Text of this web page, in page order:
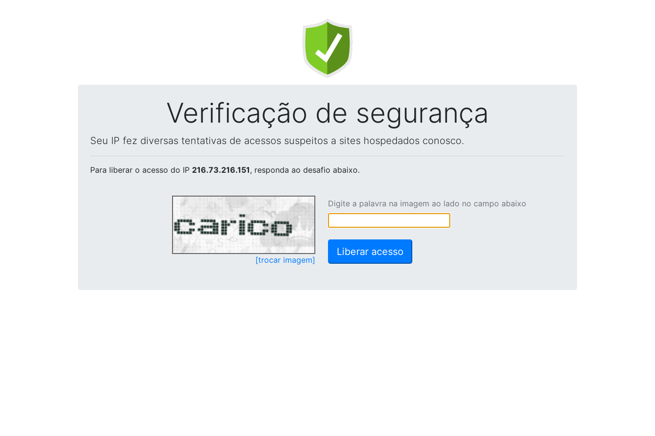
Verificação de segurança
Seu IP fez diversas tentativas de acessos suspeitos a sites hospedados conosco.
Para liberar o acesso do IP 216.73.216.151, responda ao desafio abaixo.
[trocar imagem]
Digite a palavra na imagem ao lado no campo abaixo